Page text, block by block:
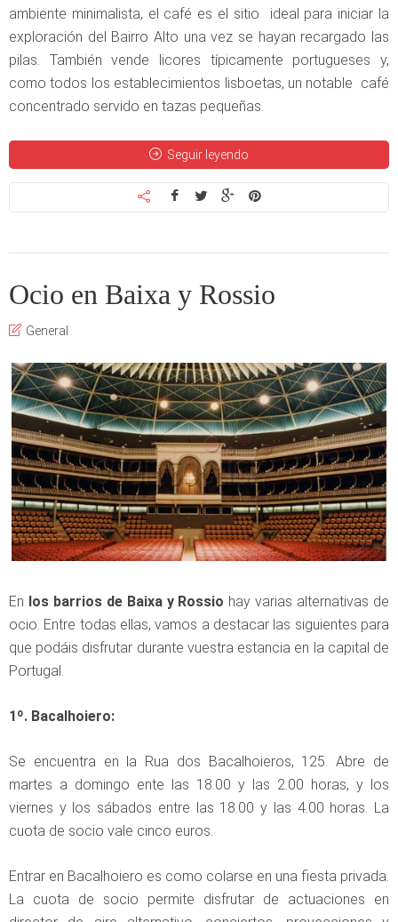
ambiente minimalista, el café es el sitio ideal para iniciar la
exploración del Bairro Alto una vez se hayan recargado las
pilas. También vende licores típicamente portugueses y,
como todos los establecimientos lisboetas, un notable café
concentrado servido en tazas pequeñas.
Seguir leyendo
Ocio en Baixa y Rossio
General
En los barrios de Baixa y Rossio hay varias alternativas de
ocio. Entre todas ellas, vamos a destacar las siguientes para
que podáis disfrutar durante vuestra estancia en la capital de
Portugal.
1º. Bacalhoiero:
Se encuentra en la Rua dos Bacalhoieros, 125. Abre de
martes a domingo ente las 18.00 y las 2.00 horas, y los
viernes y los sábados entre las 18.00 y las 4.00 horas. La
cuota de socio vale cinco euros.
Entrar en Bacalhoiero es como colarse en una fiesta privada.
La cuota de socio permite disfrutar de actuaciones en